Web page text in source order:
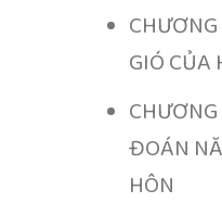
GIÓ CỦA
ĐOÁN
HÔN